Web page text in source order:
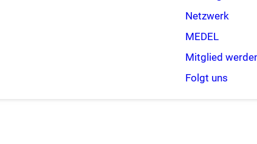
Netzwerk
MEDEL
Mitglied
Folgt uns